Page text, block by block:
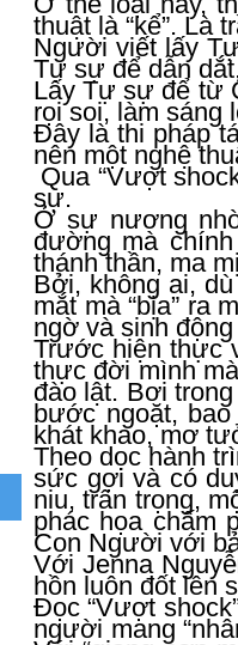
thuật là “kể”. Là
Người viết lấy
Tự sự để dẫn
Lấy Tự sự để từ
rọi soi, làm sáng
Đây là thi pháp
nên một nghệ
Qua “Vượt
sự.
Ở sự nương
đường mà
thánh thần, ma
Bởi, không ai,
mắt mà “bịa” ra
ngờ và sinh động
Trước hiện thực
thực đời mình
đào lật. Bơi
bước ngoặt,
khát khao, mơ
Theo dọc hành
sức gợi và có
niu, trân trọng,
phác họa chấm
Con Người với
Với Jenna
hồn luôn đốt lên
Đọc “Vượt
người mang